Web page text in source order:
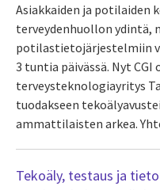
Asiakkaiden ja potilaiden
terveydenhuollon ydintä,
potilastietojärjestelmiin
3 tuntia päivässä. Nyt
terveysteknologiayritys
tuodakseen
ammattilaisten arkea.
Tekoäly, testaus ja